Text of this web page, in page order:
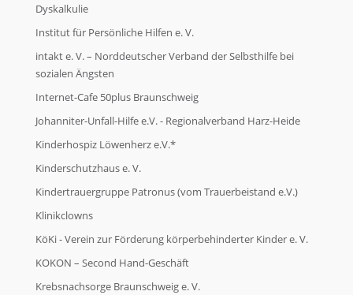
Dyskalkulie
Institut für Persönliche Hilfen e. V.
intakt e. V. – Norddeutscher Verband der Selbsthilfe bei
sozialen Ängsten
Internet-Cafe 50plus Braunschweig
Johanniter-Unfall-Hilfe e.V. - Regionalverband Harz-Heide
Kinderhospiz Löwenherz e.V.*
Kinderschutzhaus e. V.
Kindertrauergruppe Patronus (vom Trauerbeistand e.V.)
Klinikclowns
KöKi - Verein zur Förderung körperbehinderter Kinder e. V.
KOKON – Second Hand-Geschäft
Krebsnachsorge Braunschweig e. V.